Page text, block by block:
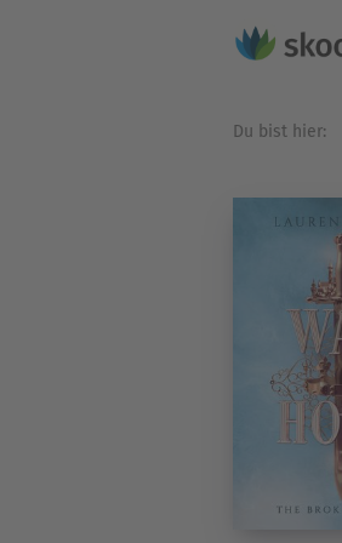
Du bist hier: